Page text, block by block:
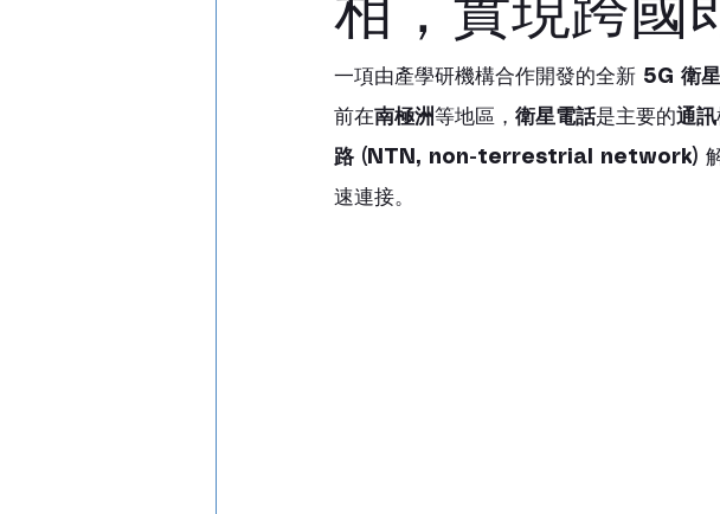
雷達回波產生器 天線陣列 測試無響
相，實現跨國
一項由產學研機構合作開發的全新 5G 衛
前在南極洲等地區， 衛星電話是主要的通訊
路 (NTN, non-terrestrial network)
速連接。